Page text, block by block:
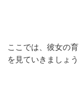
ここでは、彼女の
を見ていきましょう